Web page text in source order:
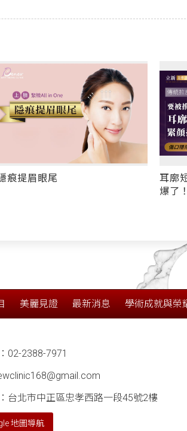
廓短痕三層次緊顏拉皮 要被推
前額
眼、
美麗見證 最新消息 學術成就與榮
02-2388-7971
台北市中正區忠孝西路一段45號2樓
地圖導航